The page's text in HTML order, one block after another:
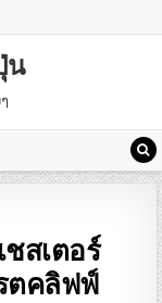
น
สเตอร์
ตคลิฟฟ์